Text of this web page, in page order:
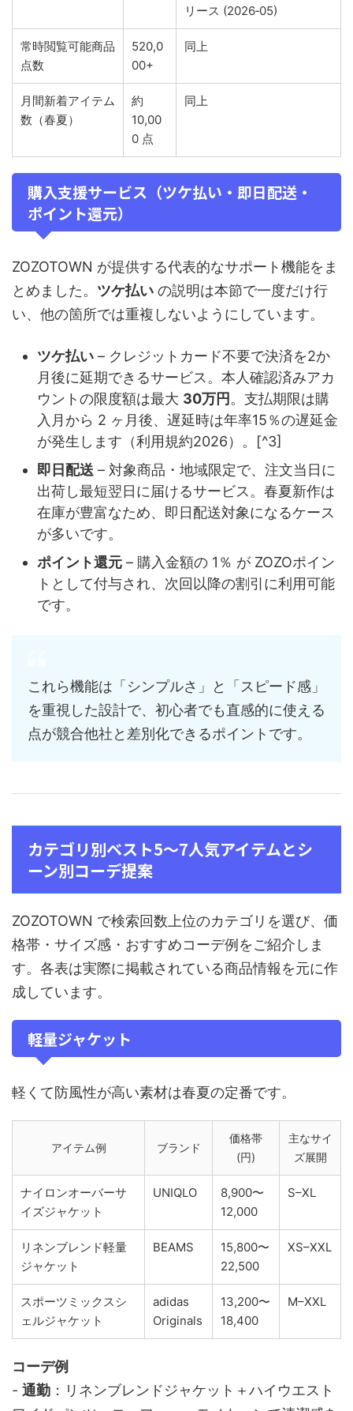
リース (2026‑05)
常時閲覧可能商品
点数
520,0
00+
同上
月間新着アイテム
数（春夏）
約
10,00
0 点
同上
購入支援サービス（ツケ払い・即日配送・
ポイント還元）
ZOZOTOWN が提供する代表的なサポート機能をま
とめました。 ツケ払い の説明は本節で一度だけ行
い、他の箇所では重複しないようにしています。
ツケ払い – クレジットカード不要で決済を2か
月後に延期できるサービス。本人確認済みアカ
ウントの限度額は最大 30万円。支払期限は購
入月から 2 ヶ月後、遅延時は年率15％の遅延金
が発生します（利用規約2026）。[^3]
即日配送 – 対象商品・地域限定で、注文当日に
出荷し最短翌日に届けるサービス。春夏新作は
在庫が豊富なため、即日配送対象になるケース
が多いです。
ポイント還元 – 購入金額の 1％ が ZOZOポイン
トとして付与され、次回以降の割引に利用可能
です。
これら機能は「シンプルさ」と「スピード感」
を重視した設計で、初心者でも直感的に使える
点が競合他社と差別化できるポイントです。
カテゴリ別ベスト5〜7人気アイテムとシ
ーン別コーデ提案
ZOZOTOWN で検索回数上位のカテゴリを選び、価
格帯・サイズ感・おすすめコーデ例をご紹介しま
す。各表は実際に掲載されている商品情報を元に作
成しています。
軽量ジャケット
軽くて防風性が高い素材は春夏の定番です。
アイテム例 ブランド
価格帯
(円)
主なサイ
ズ展開
ナイロンオーバーサ
イズジャケット
UNIQLO
8,900〜
12,000
S–XL
リネンブレンド軽量
ジャケット
BEAMS
15,800〜
22,500
XS–XXL
スポーツミックスシ
ェルジャケット
adidas
Originals
13,200〜
18,400
M–XXL
コーデ例
- 通勤 ：リネンブレンドジャケット＋ハイウエスト